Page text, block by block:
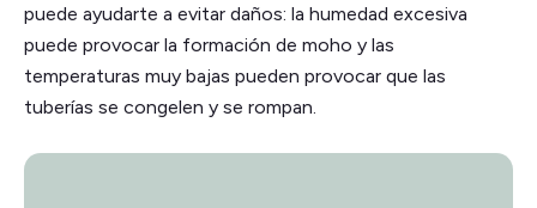
puede ayudarte a evitar daños: la humedad excesiva
puede provocar la formación de moho y las
temperaturas muy bajas pueden provocar que las
tuberías se congelen y se rompan.